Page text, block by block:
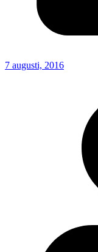
7 augusti, 2016